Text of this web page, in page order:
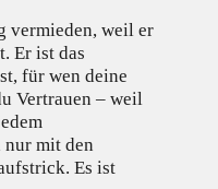
vermieden, weil er
Er ist das
für wen deine
Vertrauen – weil
nur mit den
Es ist